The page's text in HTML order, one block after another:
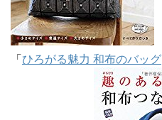
「 ひろがる魅力 和布のバッグ